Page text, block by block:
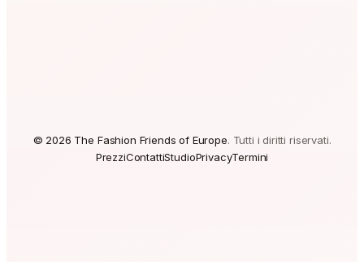
© 2026 The Fashion Friends of Europe. Tutti i diritti riservati.
PrezziContattiStudioPrivacyTermini